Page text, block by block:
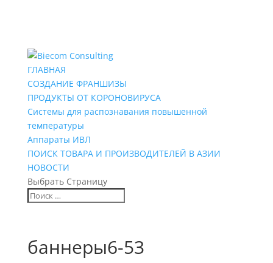
ГЛАВНАЯ
СОЗДАНИЕ ФРАНШИЗЫ
ПРОДУКТЫ ОТ КОРОНОВИРУСА
Системы для распознавания повышенной
температуры
Аппараты ИВЛ
ПОИСК ТОВАРА И ПРОИЗВОДИТЕЛЕЙ В АЗИИ
НОВОСТИ
Выбрать Страницу
баннеры6-53